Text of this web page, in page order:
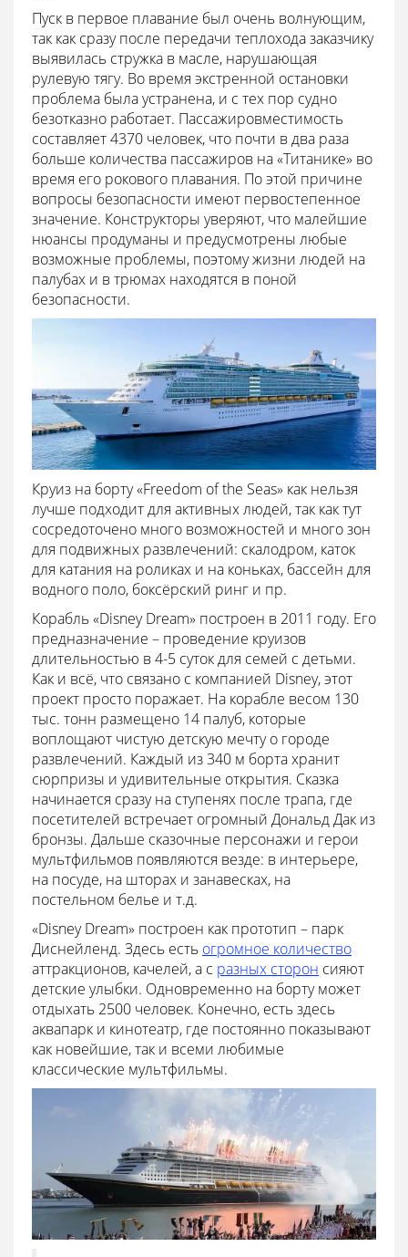
Пуск в первое плавание был очень волнующим,
так как сразу после передачи теплохода заказчику
выявилась стружка в масле, нарушающая
рулевую тягу. Во время экстренной остановки
проблема была устранена, и с тех пор судно
безотказно работает. Пассажировместимость
составляет 4370 человек, что почти в два раза
больше количества пассажиров на «Титанике» во
время его рокового плавания. По этой причине
вопросы безопасности имеют первостепенное
значение. Конструкторы уверяют, что малейшие
нюансы продуманы и предусмотрены любые
возможные проблемы, поэтому жизни людей на
палубах и в трюмах находятся в поной
безопасности.
Круиз на борту «Freedom of the Seas» как нельзя
лучше подходит для активных людей, так как тут
сосредоточено много возможностей и много зон
для подвижных развлечений: скалодром, каток
для катания на роликах и на коньках, бассейн для
водного поло, боксёрский ринг и пр.
Корабль «Disney Dream» построен в 2011 году. Его
предназначение – проведение круизов
длительностью в 4-5 суток для семей с детьми.
Как и всё, что связано с компанией Disney, этот
проект просто поражает. На корабле весом 130
тыс. тонн размещено 14 палуб, которые
воплощают чистую детскую мечту о городе
развлечений. Каждый из 340 м борта хранит
сюрпризы и удивительные открытия. Сказка
начинается сразу на ступенях после трапа, где
посетителей встречает огромный Дональд Дак из
бронзы. Дальше сказочные персонажи и герои
мультфильмов появляются везде: в интерьере,
на посуде, на шторах и занавесках, на
постельном белье и т.д.
«Disney Dream» построен как прототип – парк
Диснейленд. Здесь есть огромное количество
аттракционов, качелей, а с разных сторон сияют
детские улыбки. Одновременно на борту может
отдыхать 2500 человек. Конечно, есть здесь
аквапарк и кинотеатр, где постоянно показывают
как новейшие, так и всеми любимые
классические мультфильмы.